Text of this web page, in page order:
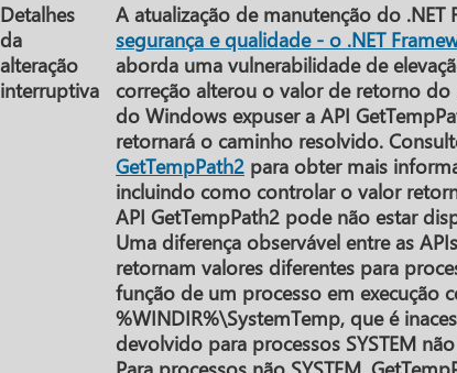
Detalhes
da
alteração
interruptiva
A atualização de manutenção do .NET
segurança e qualidade - o .NET
aborda uma vulnerabilidade de
correção alterou o valor de retorno do
do Windows expuser a API
retornará o caminho resolvido.
GetTempPath2 para obter mais
incluindo como controlar o valor
API GetTempPath2 pode não estar
Uma diferença observável entre as
retornam valores diferentes para
função de um processo em execução
%WINDIR%\SystemTemp, que é
devolvido para processos SYSTEM